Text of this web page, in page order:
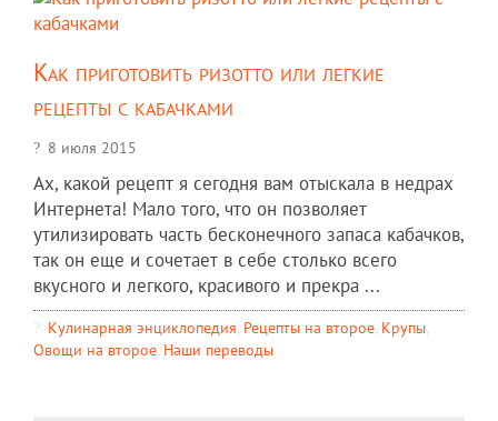
Как приготовить ризотто или легкие
рецепты с кабачками
8 июля 2015
Ах, какой рецепт я сегодня вам отыскала в недрах
Интернета! Мало того, что он позволяет
утилизировать часть бесконечного запаса кабачков,
так он еще и сочетает в себе столько всего
вкусного и легкого, красивого и прекра ...
Кулинарная энциклопедия, Рецепты на второе, Крупы,
Овощи на второе, Наши переводы